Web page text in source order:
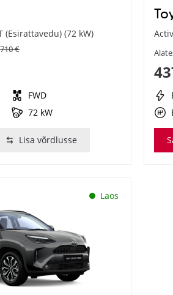
(Esirattavedu) (72 kW)
€
FWD
72 kW
Lisa võrdlusse
Laos